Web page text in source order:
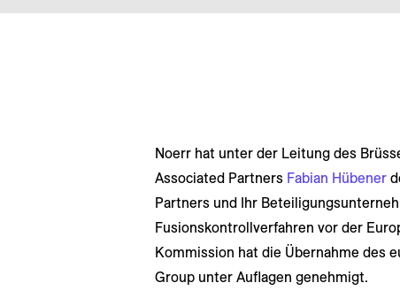
Noerr hat unter der Leitung des
Associated Partners Fabian Hübener
Partners und Ihr
Fusionskontrollverfahren vor der
Kommission hat die Übernahme des
Group unter Auflagen genehmigt.